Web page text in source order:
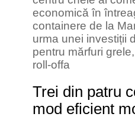
economică în
containere de la
urma unei investiții
pentru mărfuri
roll-offa
Trei din patru
mod eficient